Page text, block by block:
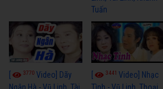
Tuấn
3770 Video] Dãy
Ngân Hà - Vũ Linh, Tài
3441Video] Nhạc
Tình - Vũ Linh, Thoại